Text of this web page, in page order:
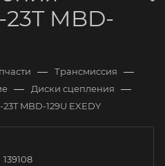
23T MBD-
— Трансмиссия —
— Диски сцепления —
MBD-129U EXEDY
139108